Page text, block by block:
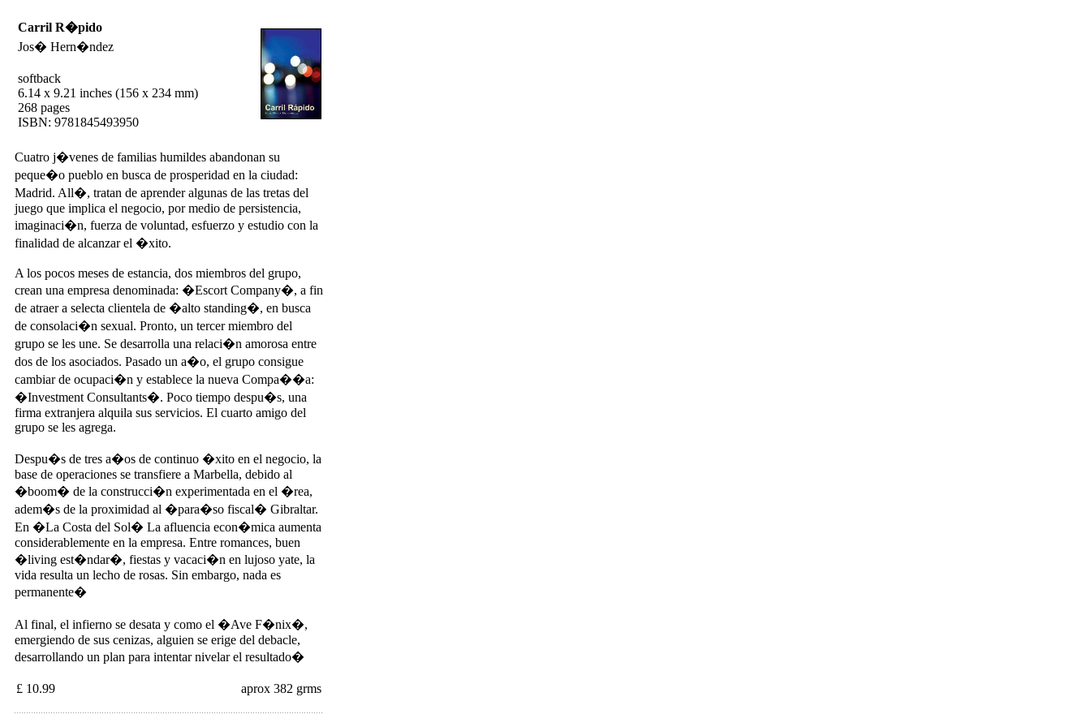
Carril R�pido
Jos� Hern�ndez
softback
6.14 x 9.21 inches (156 x 234 mm)
268 pages
ISBN: 9781845493950
Cuatro j�venes de familias humildes abandonan su
peque�o pueblo en busca de prosperidad en la ciudad:
Madrid. All�, tratan de aprender algunas de las tretas del
juego que implica el negocio, por medio de persistencia,
imaginaci�n, fuerza de voluntad, esfuerzo y estudio con la
finalidad de alcanzar el �xito.
A los pocos meses de estancia, dos miembros del grupo,
crean una empresa denominada: �Escort Company�, a fin
de atraer a selecta clientela de �alto standing�, en busca
de consolaci�n sexual. Pronto, un tercer miembro del
grupo se les une. Se desarrolla una relaci�n amorosa entre
dos de los asociados. Pasado un a�o, el grupo consigue
cambiar de ocupaci�n y establece la nueva Compa��a:
�Investment Consultants�. Poco tiempo despu�s, una
firma extranjera alquila sus servicios. El cuarto amigo del
grupo se les agrega.
Despu�s de tres a�os de continuo �xito en el negocio, la
base de operaciones se transfiere a Marbella, debido al
�boom� de la construcci�n experimentada en el �rea,
adem�s de la proximidad al �para�so fiscal� Gibraltar.
En �La Costa del Sol� La afluencia econ�mica aumenta
considerablemente en la empresa. Entre romances, buen
�living est�ndar�, fiestas y vacaci�n en lujoso yate, la
vida resulta un lecho de rosas. Sin embargo, nada es
permanente�
Al final, el infierno se desata y como el �Ave F�nix�,
emergiendo de sus cenizas, alguien se erige del debacle,
desarrollando un plan para intentar nivelar el resultado�
£ 10.99 aprox 382 grms